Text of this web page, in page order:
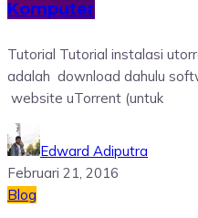
Komputer
Tutorial Tutorial instalasi
adalah download dahulu
website uTorrent (untuk
Edward Adiputra
Februari 21, 2016
Blog